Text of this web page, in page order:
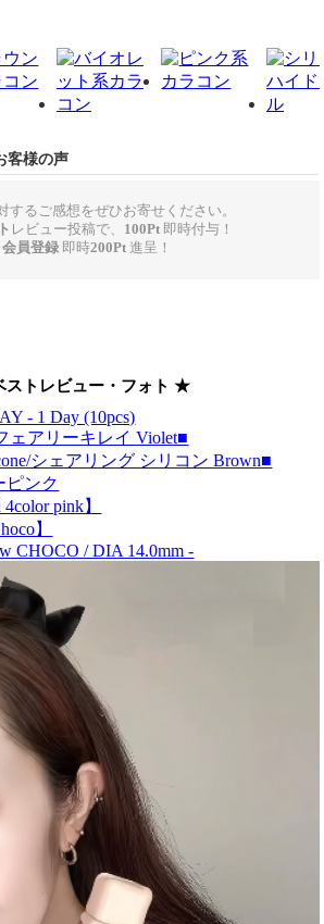
客様の声
するご感想をぜひお寄せください。
レビュー投稿で、 100Pt 即時付与！
会員登録 即時200Pt 進呈！
トレビュー・フォト ★